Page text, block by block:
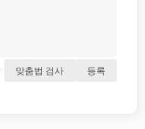
맞춤법 검사 등록